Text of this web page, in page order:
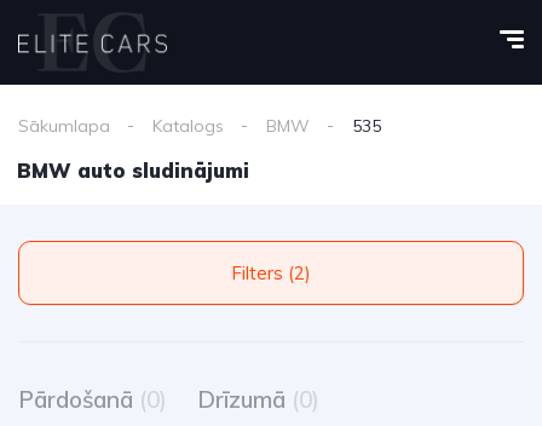
Sākumlapa Katalogs BMW 535
BMW auto sludinājumi
Filters (2)
Pārdošanā (0) Drīzumā (0)